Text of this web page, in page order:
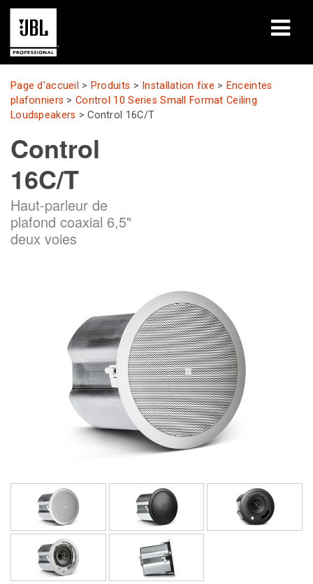
Produits
Études de cas
Sessions de formation en ligne
Formation
À propos de
Où acheter et se connecter
Langue/Région
Page d’accueil > Produits > Installation fixe > Enceintes
plafonniers >Control 10 Series Small Format Ceiling
Loudspeakers >Control 16C/T
Control
16C/T
Haut-parleur de
plafond coaxial 6,5"
deux voies